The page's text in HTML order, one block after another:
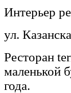
Интерьер
ул.
Ресторан
маленькой
года.